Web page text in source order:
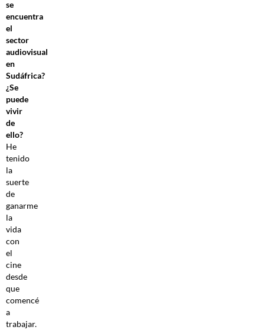
se
encuentra
el
sector
audiovisual
en
Sudáfrica?
¿Se
puede
vivir
de
ello?
He
tenido
la
suerte
de
ganarme
la
vida
con
el
cine
desde
que
comencé
a
trabajar.